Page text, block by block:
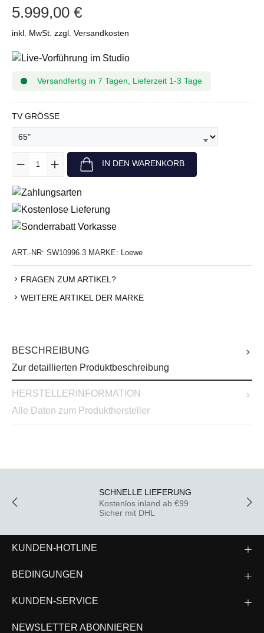
5.999,00 €
inkl. MwSt. zzgl. Versandkosten
Versandfertig in 7 Tagen, Lieferzeit 1-3 Tage
TV GRÖSSE AUSWÄHLEN
IN DEN WARENKORB
ART.-NR: SW10996.3 MARKE: Loewe
FRAGEN ZUM ARTIKEL?
WEITERE ARTIKEL DER MARKE
BESCHREIBUNG
Zur detaillierten Produktbeschreibung
HERSTELLERINFORMATION
Alle Daten zum Produkthersteller
SCHNELLE LIEFERUNG
Kostenlos inland ab €99
Sicher mit DHL
KUNDEN-HOTLINE
BEDINGUNGEN
KUNDEN-SERVICE
NEWSLETTER ABONNIEREN